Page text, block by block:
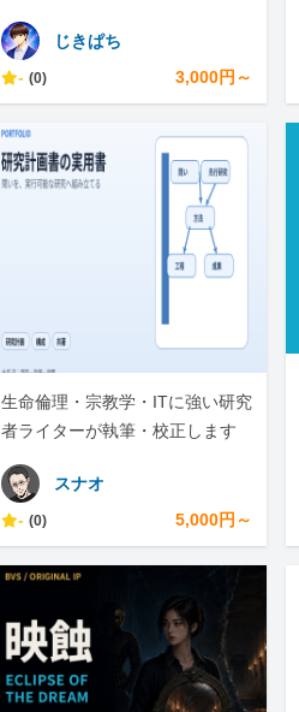
じきぱち
- (0) 3,000円～
生命倫理・宗教学・ITに強い研究
者ライターが執筆・校正します
スナオ
- (0) 5,000円～